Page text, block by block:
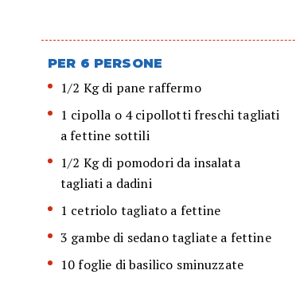
PER 6 PERSONE
1/2 Kg di pane raffermo
1 cipolla o 4 cipollotti freschi tagliati
a fettine sottili
1/2 Kg di pomodori da insalata
tagliati a dadini
1 cetriolo tagliato a fettine
3 gambe di sedano tagliate a fettine
10 foglie di basilico sminuzzate